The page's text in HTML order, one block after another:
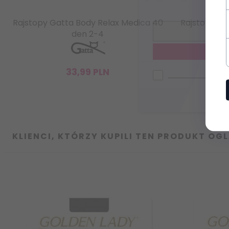
Rajstopy Gatta Body Relax Medica 40
den 2-4
33,99 PLN
Rajstopy
KLIENCI, KTÓRZY KUPILI TEN PRODUKT
informacje o
Chcę zapisać się do